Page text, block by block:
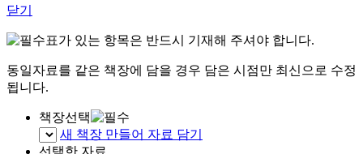
닫기
표가 있는 항목은 반드시 기재해 주셔야 합니다.
동일자료를 같은 책장에 담을 경우 담은 시점만 최신으로 수정
됩니다.
책장선택
새 책장 만들어 자료 담기
선택한 자료